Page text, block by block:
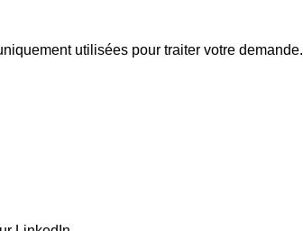
utilisées pour traiter votre demande.